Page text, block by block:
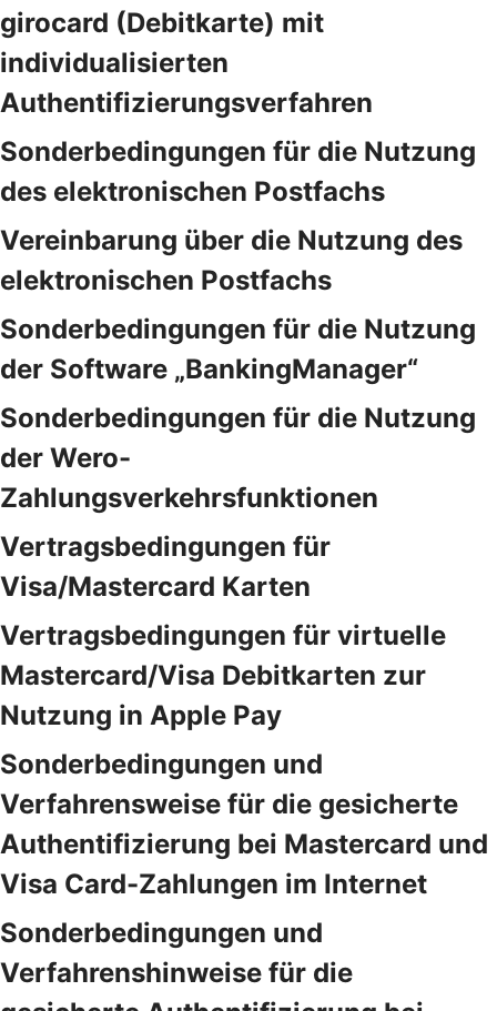
girocard (Debitkarte) mit
individualisierten
Authentifizierungsverfahren
Sonderbedingungen für die Nutzung
des elektronischen Postfachs
Vereinbarung über die Nutzung des
elektronischen Postfachs
Sonderbedingungen für die Nutzung
der Software „BankingManager“
Sonderbedingungen für die Nutzung
der Wero-
Zahlungsverkehrsfunktionen
Vertragsbedingungen für
Visa/Mastercard Karten
Vertragsbedingungen für virtuelle
Mastercard/Visa Debitkarten zur
Nutzung in Apple Pay
Sonderbedingungen und
Verfahrensweise für die gesicherte
Authentifizierung bei Mastercard und
Visa Card-Zahlungen im Internet
Sonderbedingungen und
Verfahrenshinweise für die